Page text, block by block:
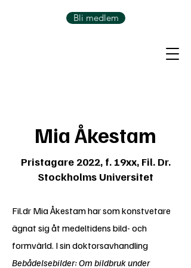
Bli medlem
Mia Åkestam
Pristagare 2022, f. 19xx, Fil. Dr.
Stockholms Universitet
Fil.dr Mia Åkestam har som konstvetare
ägnat sig åt medeltidens bild- och
formvärld. I sin doktorsavhandling
Bebådelsebilder: Om bildbruk under